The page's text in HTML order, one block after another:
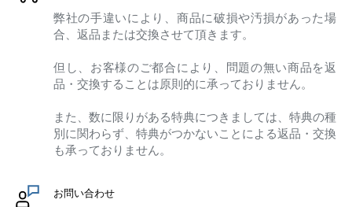
弊社の手違いにより、商品に破損や汚損があった場
合、返品または交換させて頂きます。
但し、お客様のご都合により、問題の無い商品を返
品・交換することは原則的に承っておりません。
また、数に限りがある特典につきましては、特典の種
別に関わらず、特典がつかないことによる返品・交換
も承っておりません。
お問い合わせ